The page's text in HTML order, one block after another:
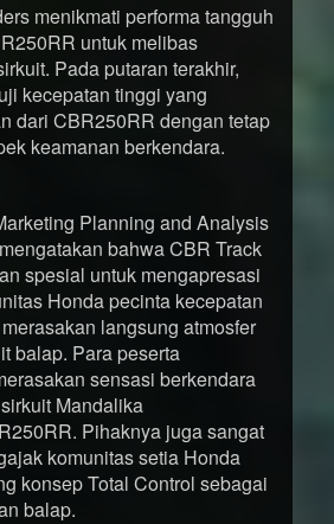
menikmati performa tangguh
untuk melibas
Pada putaran terakhir,
kecepatan tinggi yang
dari CBR250RR dengan tetap
keamanan berkendara.
Planning and Analysis
bahwa CBR Track
spesial untuk mengapresasi
Honda pecinta kecepatan
langsung atmosfer
balap. Para peserta
sensasi berkendara
Mandalika
Pihaknya juga sangat
komunitas setia Honda
konsep Total Control sebagai
balap.